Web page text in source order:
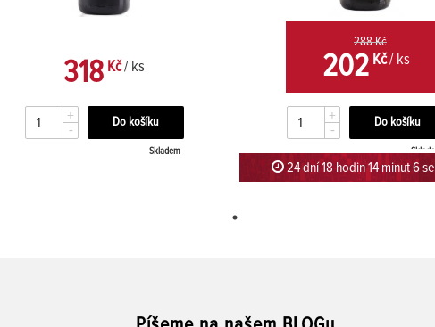
318 Kč/ ks
+
-
Skladem
288 Kč
202Kč/ ks
+
-
24 dní 18 hodin 14 minut 6